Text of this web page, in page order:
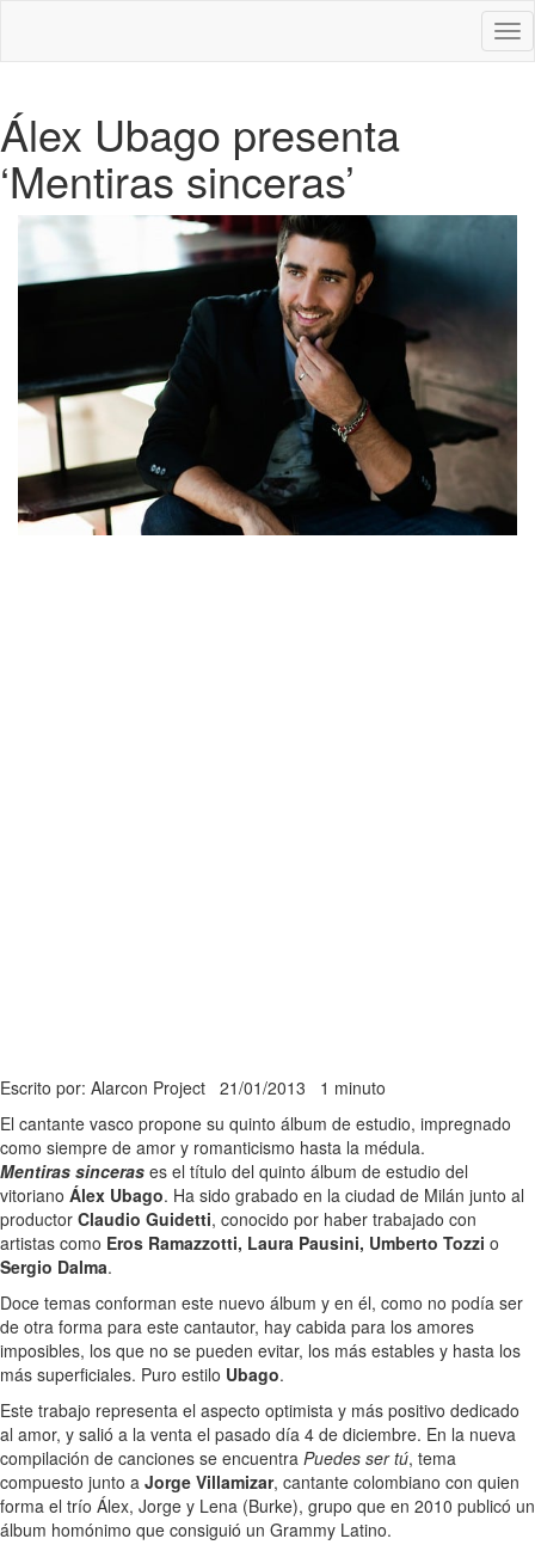
Álex Ubago presenta
‘Mentiras sinceras’
Escrito por: Alarcon Project 21/01/2013 1 minuto
El cantante vasco propone su quinto álbum de estudio, impregnado
como siempre de amor y romanticismo hasta la médula.
Mentiras sinceras es el título del quinto álbum de estudio del
vitoriano Álex Ubago. Ha sido grabado en la ciudad de Milán junto al
productor Claudio Guidetti, conocido por haber trabajado con
artistas como Eros Ramazzotti, Laura Pausini, Umberto Tozzi o
Sergio Dalma.
Doce temas conforman este nuevo álbum y en él, como no podía ser
de otra forma para este cantautor, hay cabida para los amores
imposibles, los que no se pueden evitar, los más estables y hasta los
más superficiales. Puro estilo Ubago.
Este trabajo representa el aspecto optimista y más positivo dedicado
al amor, y salió a la venta el pasado día 4 de diciembre. En la nueva
compilación de canciones se encuentra Puedes ser tú, tema
compuesto junto a Jorge Villamizar, cantante colombiano con quien
forma el trío Álex, Jorge y Lena (Burke), grupo que en 2010 publicó un
álbum homónimo que consiguió un Grammy Latino.